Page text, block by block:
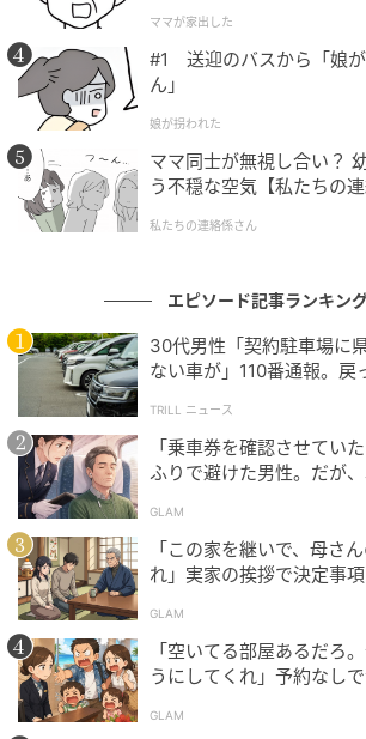
※GLAMが独自に実施したアンケート
代・女性読者様の体験談をもとに記
※本コンテンツ内の画像は、生成AIを
ています。
が高熱を出した時に、会社
夫。だが、様子を見ると最
ママが家出した
#1 送迎のバスから「娘
ん」
娘が拐われた
ママ同士が無視し合い？
う不穏な空気【私たちの連
私たちの連絡係さん
エピソード記事ランキン
30代男性「契約駐車場に
ない車が」110番通報。戻
TRILL ニュース
「乗車券を確認させてい
ふりで避けた男性。だが
GLAM
「この家を継いで、母さ
れ」実家の挨拶で決定事
た一言
GLAM
「空いてる部屋あるだろ
うにしてくれ」予約なし
一変
GLAM